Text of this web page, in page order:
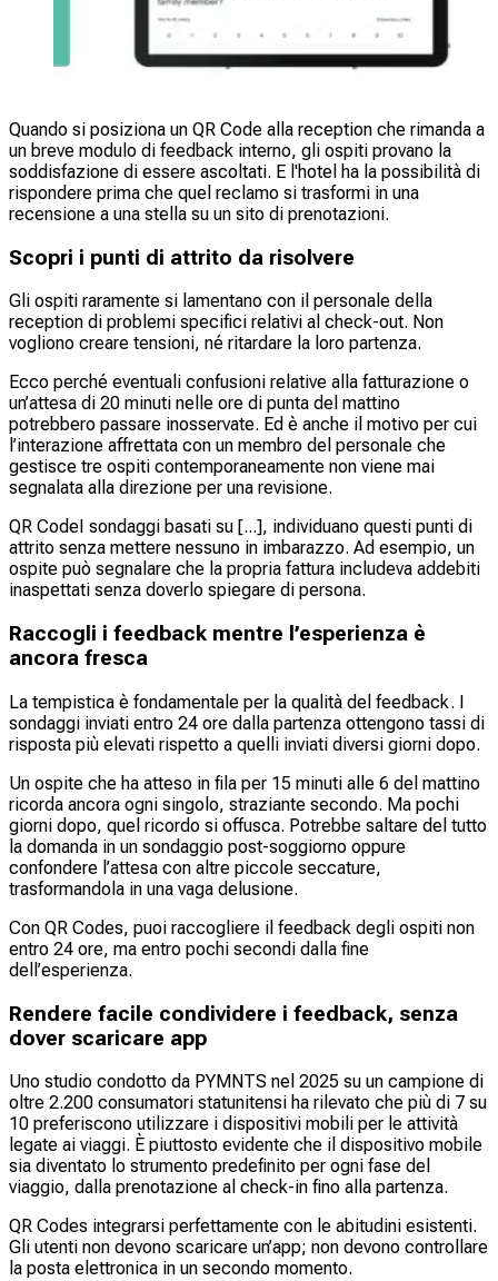
Quando si posiziona un QR Code alla reception che rimanda a
un breve modulo di feedback interno, gli ospiti provano la
soddisfazione di essere ascoltati. E l'hotel ha la possibilità di
rispondere prima che quel reclamo si trasformi in una
recensione a una stella su un sito di prenotazioni.
Scopri i punti di attrito da risolvere
Gli ospiti raramente si lamentano con il personale della
reception di problemi specifici relativi al check-out. Non
vogliono creare tensioni, né ritardare la loro partenza.
Ecco perché eventuali confusioni relative alla fatturazione o
un’attesa di 20 minuti nelle ore di punta del mattino
potrebbero passare inosservate. Ed è anche il motivo per cui
l’interazione affrettata con un membro del personale che
gestisce tre ospiti contemporaneamente non viene mai
segnalata alla direzione per una revisione.
QR CodeI sondaggi basati su [...], individuano questi punti di
attrito senza mettere nessuno in imbarazzo. Ad esempio, un
ospite può segnalare che la propria fattura includeva addebiti
inaspettati senza doverlo spiegare di persona.
Raccogli i feedback mentre l’esperienza è
ancora fresca
La tempistica è fondamentale per la qualità del feedback. I
sondaggi inviati entro 24 ore dalla partenza ottengono tassi di
risposta più elevati rispetto a quelli inviati diversi giorni dopo.
Un ospite che ha atteso in fila per 15 minuti alle 6 del mattino
ricorda ancora ogni singolo, straziante secondo. Ma pochi
giorni dopo, quel ricordo si offusca. Potrebbe saltare del tutto
la domanda in un sondaggio post-soggiorno oppure
confondere l’attesa con altre piccole seccature,
trasformandola in una vaga delusione.
Con QR Codes, puoi raccogliere il feedback degli ospiti non
entro 24 ore, ma entro pochi secondi dalla fine
dell’esperienza.
Rendere facile condividere i feedback, senza
dover scaricare app
Uno studio condotto da PYMNTS nel 2025 su un campione di
oltre 2.200 consumatori statunitensi ha rilevato che più di 7 su
10 preferiscono utilizzare i dispositivi mobili per le attività
legate ai viaggi. È piuttosto evidente che il dispositivo mobile
sia diventato lo strumento predefinito per ogni fase del
viaggio, dalla prenotazione al check-in fino alla partenza.
QR Codes integrarsi perfettamente con le abitudini esistenti.
Gli utenti non devono scaricare un’app; non devono controllare
la posta elettronica in un secondo momento.